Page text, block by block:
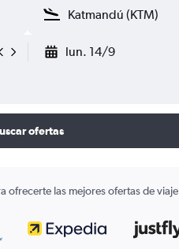
lun. 14/9
ofertas
ofrecerte las mejores ofertas de viaje